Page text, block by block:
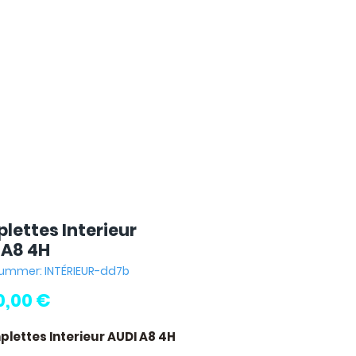
Interieur
4H
INTÉRIEUR-dd7b
€
Interieur AUDI A8 4H